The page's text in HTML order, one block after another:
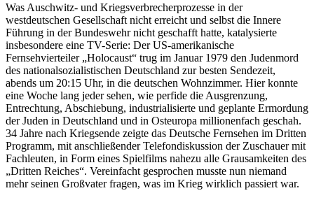
Was Auschwitz- und Kriegsverbrecherprozesse in der
westdeutschen Gesellschaft nicht erreicht und selbst die Innere
Führung in der Bundeswehr nicht geschafft hatte, katalysierte
insbesondere eine TV-Serie: Der US-amerikanische
Fernsehvierteiler „Holocaust“ trug im Januar 1979 den Judenmord
des nationalsozialistischen Deutschland zur besten Sendezeit,
abends um 20:15 Uhr, in die deutschen Wohnzimmer. Hier konnte
eine Woche lang jeder sehen, wie perfide die Ausgrenzung,
Entrechtung, Abschiebung, industrialisierte und geplante Ermordung
der Juden in Deutschland und in Osteuropa millionenfach geschah.
34 Jahre nach Kriegsende zeigte das Deutsche Fernsehen im Dritten
Programm, mit anschließender Telefondiskussion der Zuschauer mit
Fachleuten, in Form eines Spielfilms nahezu alle Grausamkeiten des
„Dritten Reiches“. Vereinfacht gesprochen musste nun niemand
mehr seinen Großvater fragen, was im Krieg wirklich passiert war.